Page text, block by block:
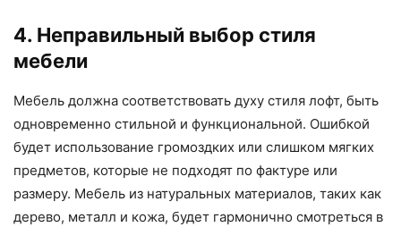
4. Неправильный выбор стиля
мебели
Мебель должна соответствовать духу стиля лофт, быть
одновременно стильной и функциональной. Ошибкой
будет использование громоздких или слишком мягких
предметов, которые не подходят по фактуре или
размеру. Мебель из натуральных материалов, таких как
дерево, металл и кожа, будет гармонично смотреться в